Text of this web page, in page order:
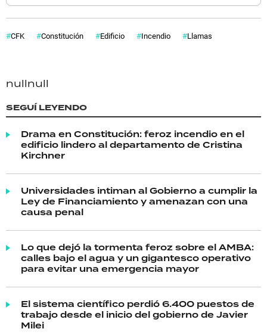
CFK Constitución Edificio Incendio Llamas
nullnull
SEGUÍ LEYENDO
Drama en Constitución: feroz incendio en el
edificio lindero al departamento de Cristina
Kirchner
Universidades intiman al Gobierno a cumplir la
Ley de Financiamiento y amenazan con una
causa penal
Lo que dejó la tormenta feroz sobre el AMBA:
calles bajo el agua y un gigantesco operativo
para evitar una emergencia mayor
El sistema científico perdió 6.400 puestos de
trabajo desde el inicio del gobierno de Javier
Milei